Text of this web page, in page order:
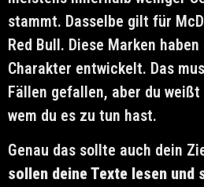
stammt. Dasselbe gilt für
Red Bull. Diese Marken
Charakter entwickelt. Das
Fällen gefallen, aber du
wem du es zu tun hast.
Genau das sollte auch dein
sollen deine Texte lesen und